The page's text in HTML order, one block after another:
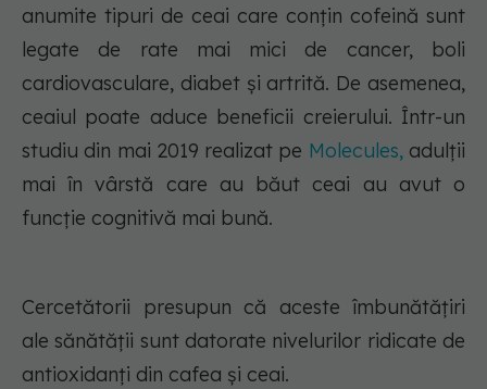
anumite tipuri de ceai care conțin cofeină sunt
legate de rate mai mici de cancer, boli
cardiovasculare, diabet și artrită. De asemenea,
ceaiul poate aduce beneficii creierului. Într-un
studiu din mai 2019 realizat pe Molecules,adulții
mai în vârstă care au băut ceai au avut o
funcție cognitivă mai bună.
Cercetătorii presupun că aceste îmbunătățiri
ale sănătății sunt datorate nivelurilor ridicate de
antioxidanți din cafea și ceai.